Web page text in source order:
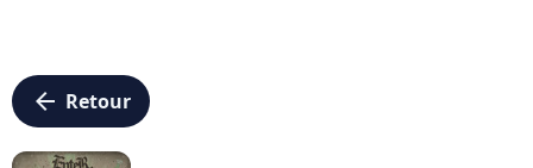
arrow_left Retour